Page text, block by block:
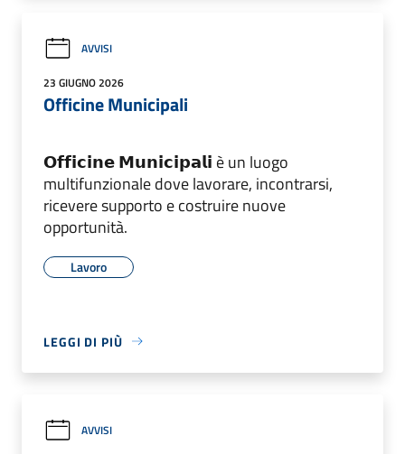
AVVISI
23 GIUGNO 2026
Officine Municipali
𝗢𝗳𝗳𝗶𝗰𝗶𝗻𝗲 𝗠𝘂𝗻𝗶𝗰𝗶𝗽𝗮𝗹𝗶 è un luogo
multifunzionale dove lavorare, incontrarsi,
ricevere supporto e costruire nuove
opportunità.
Lavoro
LEGGI DI PIÙ
AVVISI